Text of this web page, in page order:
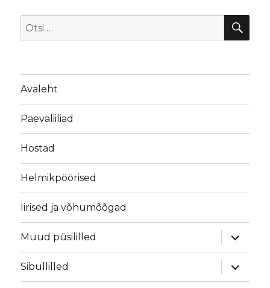
Otsi:
Avaleht
Päevaliiliad
Hostad
Helmikpöörised
Iirised ja võhumõõgad
Muud püsililled
laienda
Sibullilled
laienda